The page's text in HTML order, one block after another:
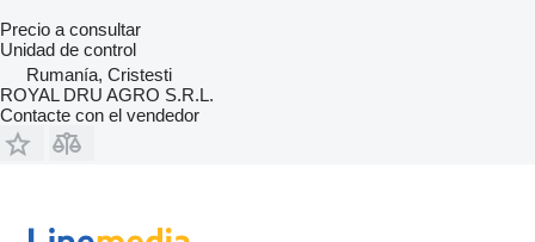
Precio a consultar
Unidad de control
Rumanía, Cristesti
ROYAL DRU AGRO S.R.L.
Contacte con el vendedor